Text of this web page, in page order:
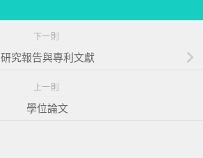
下一則
研究報告與專利文獻
上一則
學位論文